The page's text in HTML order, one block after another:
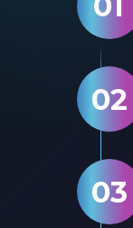
02
03